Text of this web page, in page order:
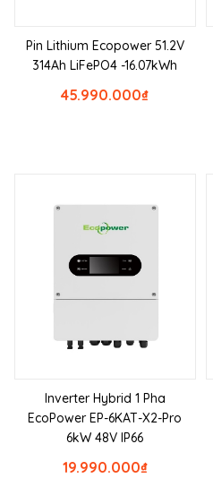
Pin Lithium Ecopower 51.2V
314Ah LiFePO4 -16.07kWh
₫
45.990.000
Inverter Hybrid 1 Pha
EcoPower EP-6KAT-X2-Pro
6kW 48V IP66
₫
19.990.000